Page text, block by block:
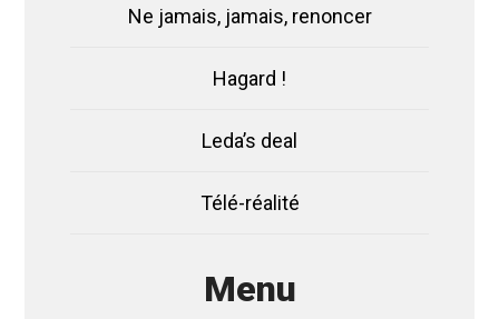
Ne jamais, jamais, renoncer
Hagard !
Leda’s deal
Télé-réalité
Menu